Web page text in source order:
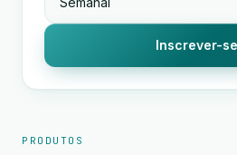
Inscrever-se
PRODUTOS